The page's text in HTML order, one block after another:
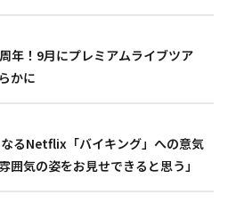
年！9月にプレミアムライブツア
かに
るNetflix「バイキング」への意気
囲気の姿をお見せできると思う」